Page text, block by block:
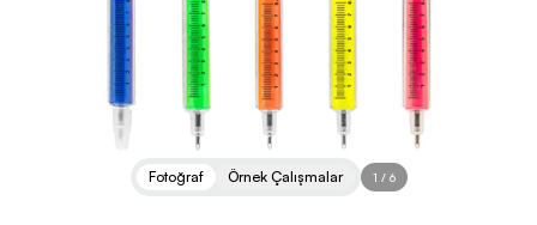
Renk, Baskı ve Adet
Seçimini Yap!
Promosyon ürününü özelleştirmek için renk, baskı
yönü ve adet gibi detayları seçerek, teklif adımına
geçmeden önce tüm tercihlerine uygun seçenekleri
Fotoğraf Örnek Çalışmalar 1 / 6